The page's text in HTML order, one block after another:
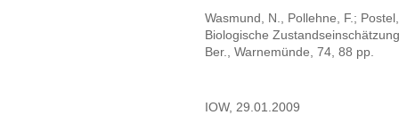
Wasmund, N., Pollehne, F.;
Biologische
Ber., Warnemünde, 74, 88 pp.
IOW, 29.01.2009